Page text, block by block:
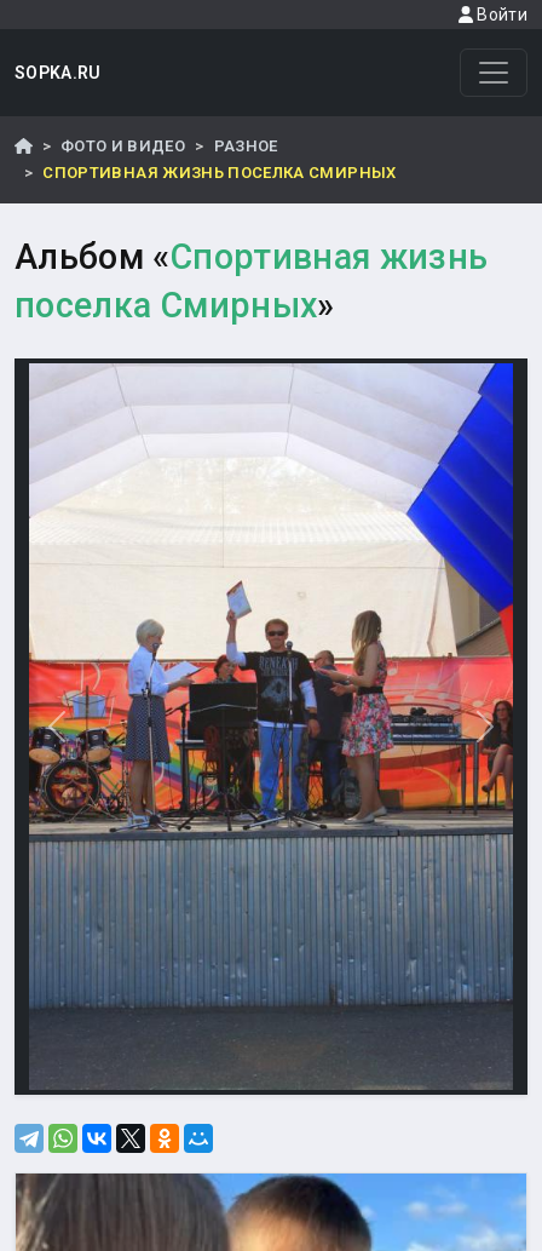
Войти
SOPKA.RU
ФОТО И ВИДЕО
РАЗНОЕ
СПОРТИВНАЯ ЖИЗНЬ ПОСЕЛКА СМИРНЫХ
Альбом «Спортивная жизнь
поселка Смирных»
Назад